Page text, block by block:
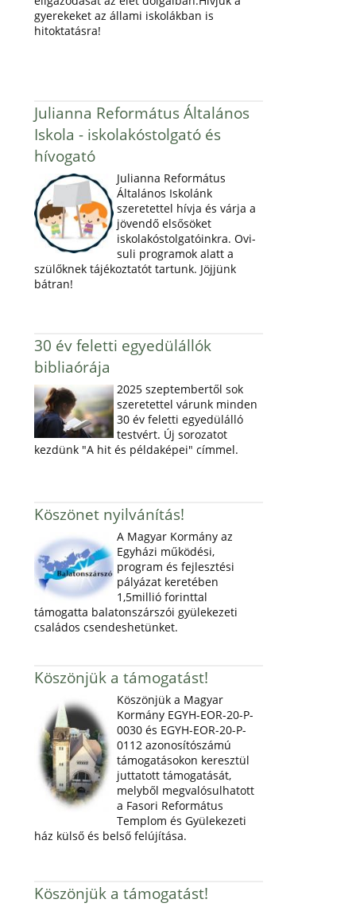
gyerekeket az állami iskolákban is
hitoktatásra!
Julianna Református Általános
Iskola - iskolakóstolgató és
hívogató
Julianna Református
Általános Iskolánk
szeretettel hívja és várja a
jövendő elsősöket
iskolakóstolgatóinkra. Ovi-
suli programok alatt a
szülőknek tájékoztatót tartunk. Jöjjünk
bátran!
30 év feletti egyedülállók
bibliaórája
2025 szeptembertől sok
szeretettel várunk minden
30 év feletti egyedülálló
testvért. Új sorozatot
kezdünk "A hit és példaképei" címmel.
Köszönet nyilvánítás!
A Magyar Kormány az
Egyházi működési,
program és fejlesztési
pályázat keretében
1,5millió forinttal
támogatta balatonszárszói gyülekezeti
családos csendeshetünket.
Köszönjük a támogatást!
Köszönjük a Magyar
Kormány EGYH-EOR-20-P-
0030 és EGYH-EOR-20-P-
0112 azonosítószámú
támogatásokon keresztül
juttatott támogatását,
melyből megvalósulhatott
a Fasori Református
Templom és Gyülekezeti
ház külső és belső felújítása.
Köszönjük a támogatást!